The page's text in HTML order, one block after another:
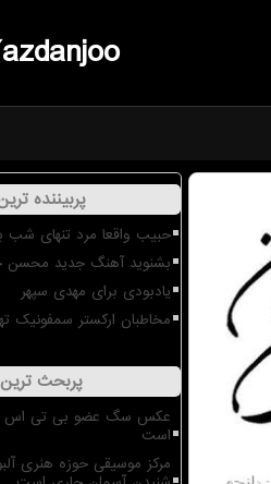
پربیننده
حبیب واقعا مرد تنهای شب
بشنوید آهنگ جدید محسن
یادبودی برای مهدی سپهر
مخاطبان ارکستر سمفونیک
پربحث
عکس سگ عضو بی تی اس از
است
مرکز موسیقی حوزه هنری